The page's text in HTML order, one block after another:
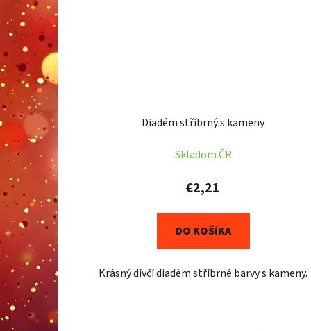
Diadém stříbrný s kameny
Skladom ČR
€2,21
DO KOŠÍKA
Krásný dívčí diadém stříbrné barvy s kameny.